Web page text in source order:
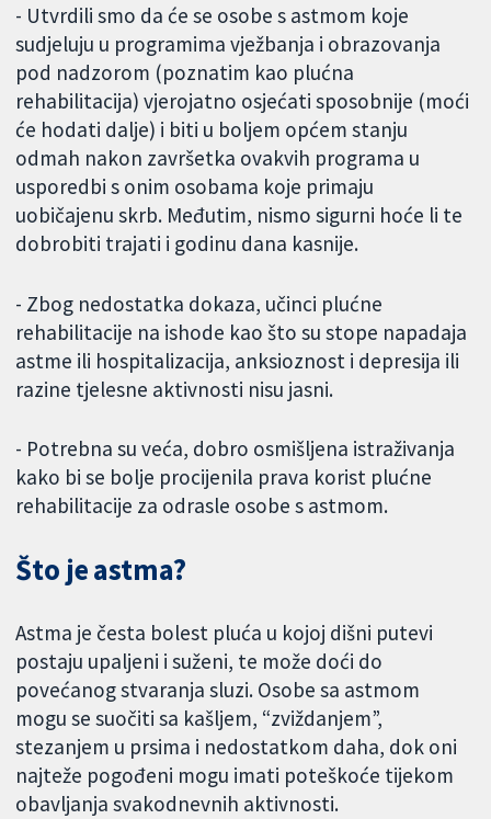
- Utvrdili smo da će se osobe s astmom koje
sudjeluju u programima vježbanja i obrazovanja
pod nadzorom (poznatim kao plućna
rehabilitacija) vjerojatno osjećati sposobnije (moći
će hodati dalje) i biti u boljem općem stanju
odmah nakon završetka ovakvih programa u
usporedbi s onim osobama koje primaju
uobičajenu skrb. Međutim, nismo sigurni hoće li te
dobrobiti trajati i godinu dana kasnije.
- Zbog nedostatka dokaza, učinci plućne
rehabilitacije na ishode kao što su stope napadaja
astme ili hospitalizacija, anksioznost i depresija ili
razine tjelesne aktivnosti nisu jasni.
- Potrebna su veća, dobro osmišljena istraživanja
kako bi se bolje procijenila prava korist plućne
rehabilitacije za odrasle osobe s astmom.
Što je astma?
Astma je česta bolest pluća u kojoj dišni putevi
postaju upaljeni i suženi, te može doći do
povećanog stvaranja sluzi. Osobe sa astmom
mogu se suočiti sa kašljem, “zviždanjem”,
stezanjem u prsima i nedostatkom daha, dok oni
najteže pogođeni mogu imati poteškoće tijekom
obavljanja svakodnevnih aktivnosti.